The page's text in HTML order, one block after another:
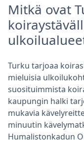
Mitkä ovat
Turku tarjoaa
mieluisia
suosituimmista
kaupungin halki
mukavia
minuutin
Humalistonkadun